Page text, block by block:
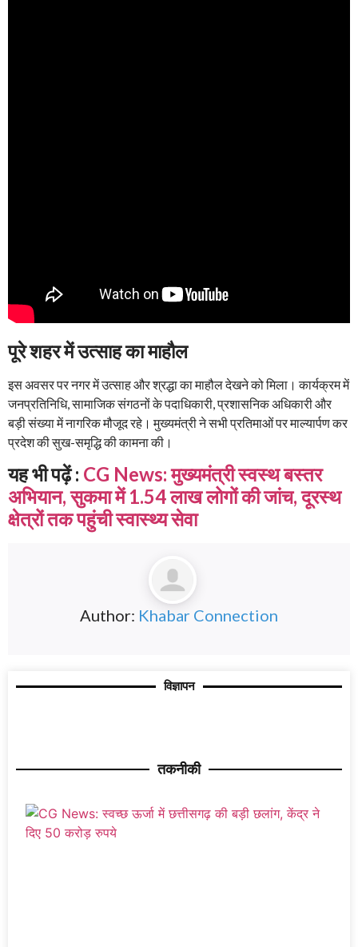
पूरे शहर में उत्साह का माहौल
इस अवसर पर नगर में उत्साह और श्रद्धा का माहौल देखने को मिला। कार्यक्रम में
जनप्रतिनिधि, सामाजिक संगठनों के पदाधिकारी, प्रशासनिक अधिकारी और
बड़ी संख्या में नागरिक मौजूद रहे। मुख्यमंत्री ने सभी प्रतिमाओं पर माल्यार्पण कर
प्रदेश की सुख-समृद्धि की कामना की।
यह भी पढ़ें : CG News: मुख्यमंत्री स्वस्थ बस्तर
अभियान, सुकमा में 1.54 लाख लोगों की जांच, दूरस्थ
क्षेत्रों तक पहुंची स्वास्थ्य सेवा
Author: Khabar Connection
विज्ञापन
तकनीकी